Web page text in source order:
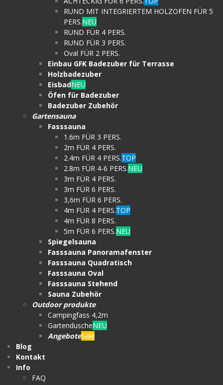
RUND MIT INTEGRIERTEM HOLZOFEN FÜR 5
PERS.NEU
RUND FÜR 4 PERS.
RUND FÜR 3 PERS.
Oval FÜR 2 PERS.
Einbau GFK Badezuber für Terrasse
Holzbadezuber
EisbadNEU
Öfen für Badezuber
Badezuber Zubehör
Gartensauna
Fasssauna
1.6m FÜR 3 PERS.
2m FÜR 4 PERS.
2.4m FÜR 4 PERS.TOP
2.8m FÜR 4-6 PERS.NEU
3m FÜR 4 PERS.
3m FÜR 6 PERS.
3,6m FÜR 6 PERS.
4m FÜR 4 PERS.TOP
4m FÜR 8 PERS.
5m FÜR 6 PERS.NEU
Spiegelsauna
Fasssauna Panoramafenster
Fasssauna Quadratisch
Fasssauna Oval
Fasssauna Stehend
Sauna Zubehör
Outdoor produkte
Campingfass 4,2m
GartenduscheNEU
AngeboteSale
Blog
Kontakt
Info
FAQ